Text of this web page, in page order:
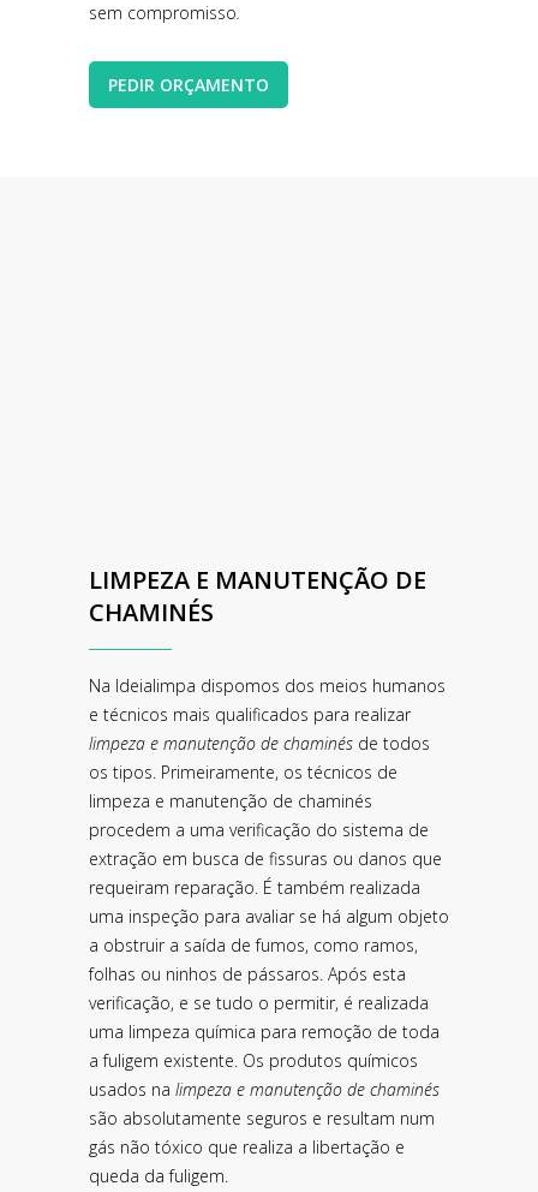
sem compromisso.
PEDIR ORÇAMENTO
LIMPEZA E MANUTENÇÃO DE
CHAMINÉS
Na Ideialimpa dispomos dos meios humanos
e técnicos mais qualificados para realizar
limpeza e manutenção de chaminés de todos
os tipos. Primeiramente, os técnicos de
limpeza e manutenção de chaminés
procedem a uma verificação do sistema de
extração em busca de fissuras ou danos que
requeiram reparação. É também realizada
uma inspeção para avaliar se há algum objeto
a obstruir a saída de fumos, como ramos,
folhas ou ninhos de pássaros. Após esta
verificação, e se tudo o permitir, é realizada
uma limpeza química para remoção de toda
a fuligem existente. Os produtos químicos
usados na limpeza e manutenção de chaminés
são absolutamente seguros e resultam num
gás não tóxico que realiza a libertação e
queda da fuligem.